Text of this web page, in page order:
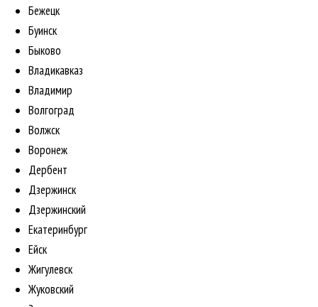
Бежецк
Буинск
Быково
Владикавказ
Владимир
Волгоград
Волжск
Воронеж
Дербент
Дзержинск
Дзержинский
Екатеринбург
Ейск
Жигулевск
Жуковский